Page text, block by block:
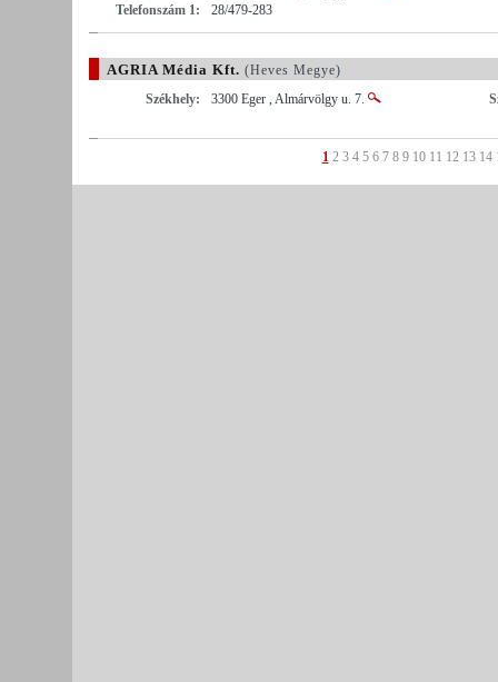
Telefonszám 1:
28/479-283
AGRIA Média Kft. (Heves Megye)
Székhely:
3300 Eger , Almárvölgy u. 7.
1 2 3 4 5 6 7 8 9 10 11 12 13 14